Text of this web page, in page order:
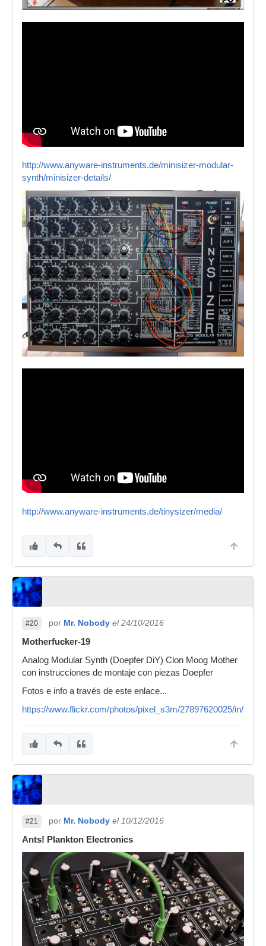
http://www.anyware-instruments.de/minisizer-modular-
synth/minisizer-details/
http://www.anyware-instruments.de/tinysizer/media/
#20 por Mr. Nobody el 24/10/2016
Motherfucker-19
Analog Modular Synth (Doepfer DiY) Clon Moog Mother
con instrucciones de montaje con piezas Doepfer
Fotos e info a través de este enlace...
https://www.flickr.com/photos/pixel_s3m/27897620025/in/
#21 por Mr. Nobody el 10/12/2016
Ants! Plankton Electronics